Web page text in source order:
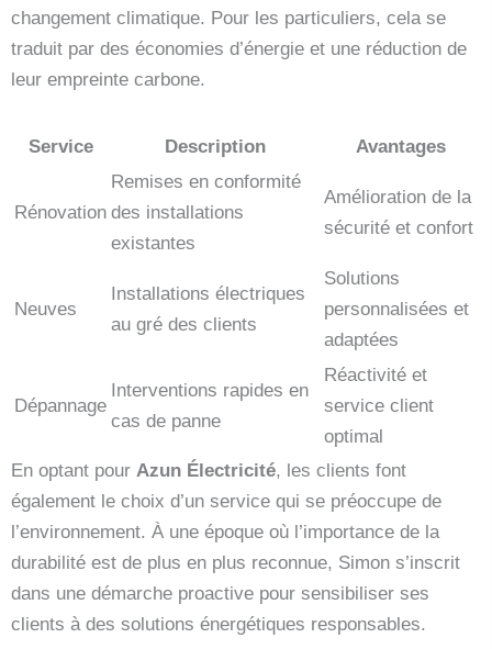
changement climatique. Pour les particuliers, cela se
traduit par des économies d’énergie et une réduction de
leur empreinte carbone.
Service Description Avantages
Rénovation
Remises en conformité
des installations
existantes
Amélioration de la
sécurité et confort
Neuves
Installations électriques
au gré des clients
Solutions
personnalisées et
adaptées
Dépannage
Interventions rapides en
cas de panne
Réactivité et
service client
optimal
En optant pour Azun Électricité, les clients font
également le choix d’un service qui se préoccupe de
l’environnement. À une époque où l’importance de la
durabilité est de plus en plus reconnue, Simon s’inscrit
dans une démarche proactive pour sensibiliser ses
clients à des solutions énergétiques responsables.